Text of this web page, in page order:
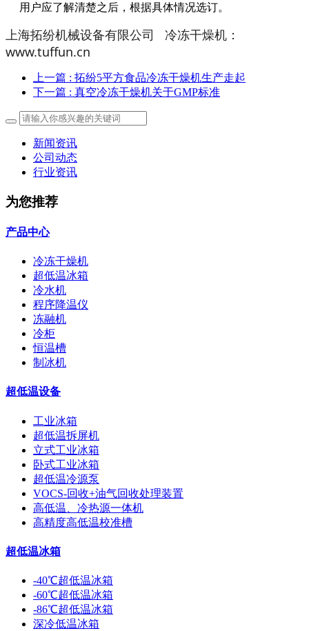
用户应了解清楚之后，根据具体情况选订。
上海拓纷机械设备有限公司 冷冻干燥机：
www.tuffun.cn
上一篇 : 拓纷5平方食品冷冻干燥机生产走起
下一篇 : 真空冷冻干燥机关于GMP标准
新闻资讯
公司动态
行业资讯
为您推荐
产品中心
冷冻干燥机
超低温冰箱
冷水机
程序降温仪
冻融机
冷柜
恒温槽
制冰机
超低温设备
工业冰箱
超低温拆屏机
立式工业冰箱
卧式工业冰箱
超低温冷源泵
VOCS-回收+油气回收处理装置
高低温、冷热源一体机
高精度高低温校准槽
超低温冰箱
-40℃超低温冰箱
-60℃超低温冰箱
-86℃超低温冰箱
深冷低温冰箱